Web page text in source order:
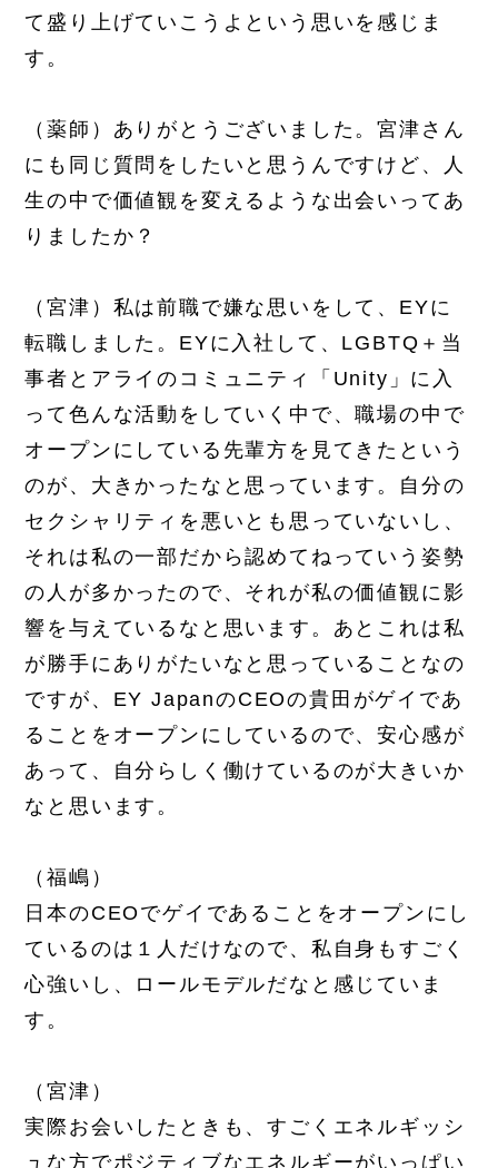
て盛り上げていこうよという思いを感じま
す。
（薬師）ありがとうございました。宮津さん
にも同じ質問をしたいと思うんですけど、人
生の中で価値観を変えるような出会いってあ
りましたか？
（宮津）私は前職で嫌な思いをして、EYに
転職しました。EYに入社して、LGBTQ＋当
事者とアライのコミュニティ「Unity」に入
って色んな活動をしていく中で、職場の中で
オープンにしている先輩方を見てきたという
のが、大きかったなと思っています。自分の
セクシャリティを悪いとも思っていないし、
それは私の一部だから認めてねっていう姿勢
の人が多かったので、それが私の価値観に影
響を与えているなと思います。あとこれは私
が勝手にありがたいなと思っていることなの
ですが、EY JapanのCEOの貴田がゲイであ
ることをオープンにしているので、安心感が
あって、自分らしく働けているのが大きいか
なと思います。
（福嶋）
日本のCEOでゲイであることをオープンにし
ているのは１人だけなので、私自身もすごく
心強いし、ロールモデルだなと感じていま
す。
（宮津）
実際お会いしたときも、すごくエネルギッシ
ュな方でポジティブなエネルギーがいっぱい